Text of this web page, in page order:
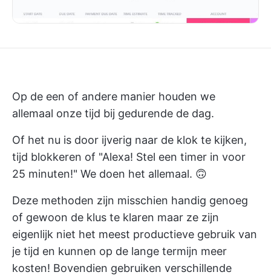
Op de een of andere manier houden we
allemaal onze tijd bij gedurende de dag.
Of het nu is door ijverig naar de klok te kijken,
tijd blokkeren of "Alexa! Stel een timer in voor
25 minuten!" We doen het allemaal. 🙃
Deze methoden zijn misschien handig genoeg
of gewoon de klus te klaren maar ze zijn
eigenlijk niet het meest productieve gebruik van
je tijd en kunnen op de lange termijn meer
kosten! Bovendien gebruiken verschillende